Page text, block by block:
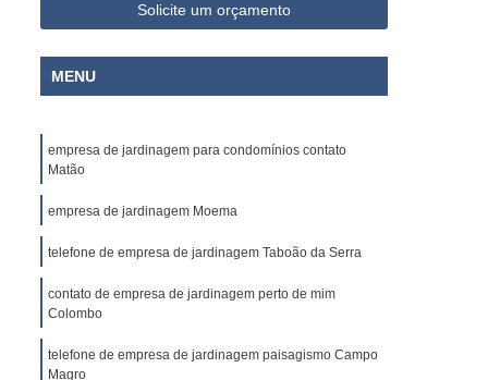
Empresa de Portaria Terceirizada
e Portaria
Empresa Portaria
Empresa Terceirizada de Portaria
de Condomínio
de Condomínios
de Condomínios Residenciais
de Condomínio
de Condomínio
de Condomínios
Solicite um orçamento
MENU
empresa de jardinagem para condomínios contato
Matão
empresa de jardinagem Moema
telefone de empresa de jardinagem Taboão da Serra
contato de empresa de jardinagem perto de mim
Colombo
telefone de empresa de jardinagem paisagismo Campo
Magro